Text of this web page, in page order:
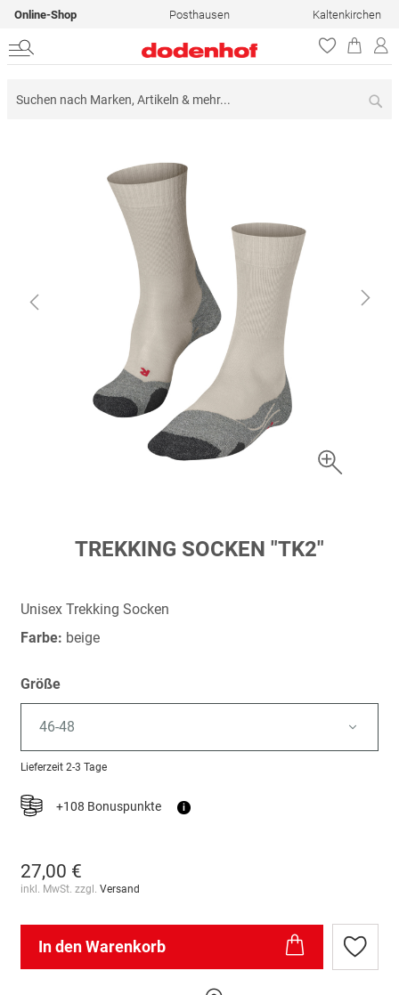
Online-Shop Posthausen Kaltenkirchen
springen
TREKKING SOCKEN "TK2"
Unisex Trekking Socken
Farbe: beige
Größe
46-48
Lieferzeit 2-3 Tage
+108 Bonuspunkte i
27,00 €
inkl. MwSt. zzgl. Versand
In den Warenkorb
Zur